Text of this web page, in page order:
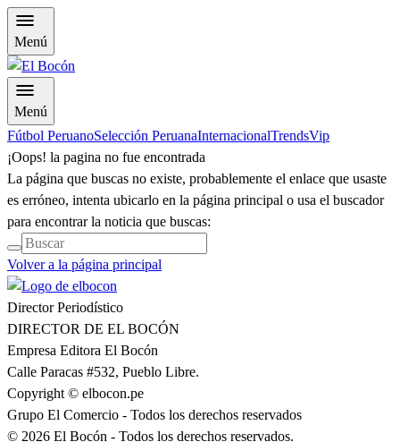
Menú
Menú
Fútbol PeruanoSelección PeruanaInternacionalTrendsVip
¡Oops! la pagina no fue encontrada
La página que buscas no existe, probablemente el enlace que usaste
es erróneo, intenta ubicarlo en la página principal o usa el buscador
para encontrar la noticia que buscas:
Volver a la página principal
Director Periodístico
DIRECTOR DE EL BOCÓN
Empresa Editora El Bocón
Calle Paracas #532, Pueblo Libre.
Copyright © elbocon.pe
Grupo El Comercio - Todos los derechos reservados
© 2026 El Bocón - Todos los derechos reservados.